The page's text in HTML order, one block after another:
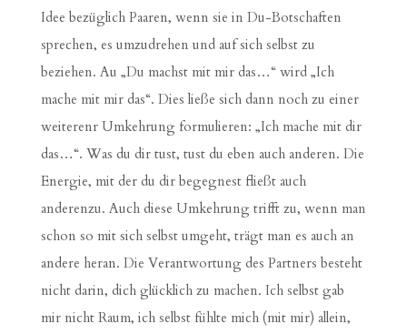
Idee bezüglich Paaren, wenn sie in Du-Botschaften
sprechen, es umzudrehen und auf sich selbst zu
beziehen. Au „Du machst mit mir das…“ wird „Ich
mache mit mir das“. Dies ließe sich dann noch zu einer
weiterenr Umkehrung formulieren: „Ich mache mit dir
das…“. Was du dir tust, tust du eben auch anderen. Die
Energie, mit der du dir begegnest fließt auch
anderenzu. Auch diese Umkehrung trifft zu, wenn man
schon so mit sich selbst umgeht, trägt man es auch an
andere heran. Die Verantwortung des Partners besteht
nicht darin, dich glücklich zu machen. Ich selbst gab
mir nicht Raum, ich selbst fühlte mich (mit mir) allein,